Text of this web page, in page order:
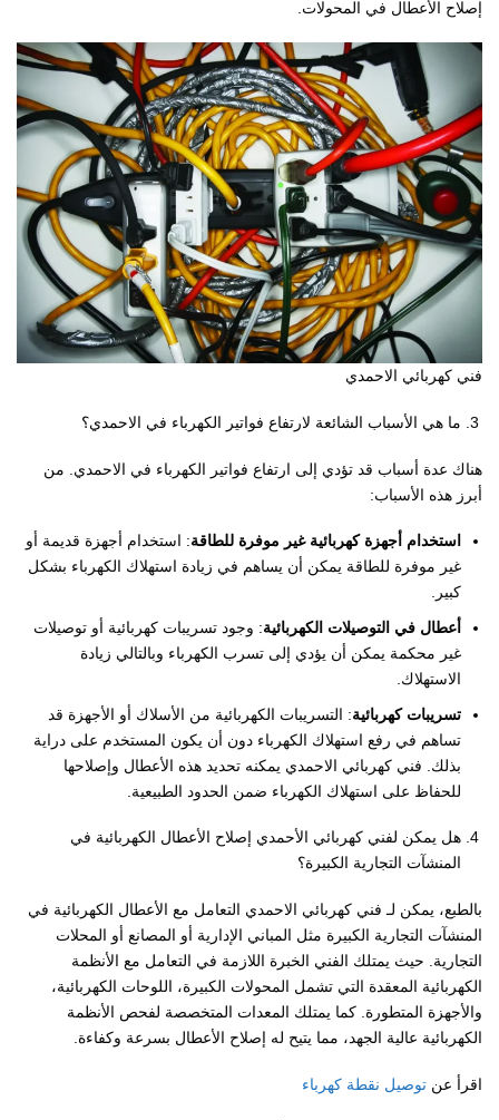
إصلاح الأعطال في المحولات.
فني كهربائي الاحمدي
ما هي الأسباب الشائعة لارتفاع فواتير الكهرباء في الاحمدي؟
هناك عدة أسباب قد تؤدي إلى ارتفاع فواتير الكهرباء في الاحمدي. من
أبرز هذه الأسباب:
استخدام أجهزة كهربائية غير موفرة للطاقة: استخدام أجهزة قديمة أو
غير موفرة للطاقة يمكن أن يساهم في زيادة استهلاك الكهرباء بشكل
كبير.
أعطال في التوصيلات الكهربائية: وجود تسريبات كهربائية أو توصيلات
غير محكمة يمكن أن يؤدي إلى تسرب الكهرباء وبالتالي زيادة
الاستهلاك.
تسريبات كهربائية: التسريبات الكهربائية من الأسلاك أو الأجهزة قد
تساهم في رفع استهلاك الكهرباء دون أن يكون المستخدم على دراية
بذلك. فني كهربائي الاحمدي يمكنه تحديد هذه الأعطال وإصلاحها
للحفاظ على استهلاك الكهرباء ضمن الحدود الطبيعية.
هل يمكن لفني كهربائي الأحمدي إصلاح الأعطال الكهربائية في
المنشآت التجارية الكبيرة؟
بالطبع، يمكن لـ فني كهربائي الاحمدي التعامل مع الأعطال الكهربائية في
المنشآت التجارية الكبيرة مثل المباني الإدارية أو المصانع أو المحلات
التجارية. حيث يمتلك الفني الخبرة اللازمة في التعامل مع الأنظمة
الكهربائية المعقدة التي تشمل المحولات الكبيرة، اللوحات الكهربائية،
والأجهزة المتطورة. كما يمتلك المعدات المتخصصة لفحص الأنظمة
الكهربائية عالية الجهد، مما يتيح له إصلاح الأعطال بسرعة وكفاءة.
اقرأ عن توصيل نقطة كهرباء